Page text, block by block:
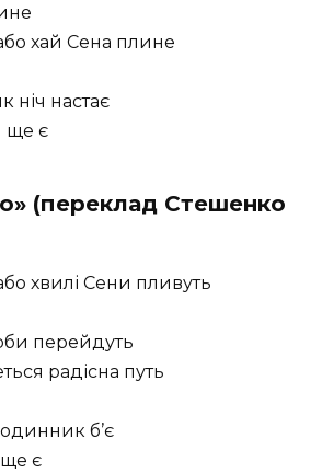
хай Сена плине
ніч настає
ще є
(переклад Стешенко
хвилі Сени пливуть
перейдуть
радісна путь
б’є
ще є